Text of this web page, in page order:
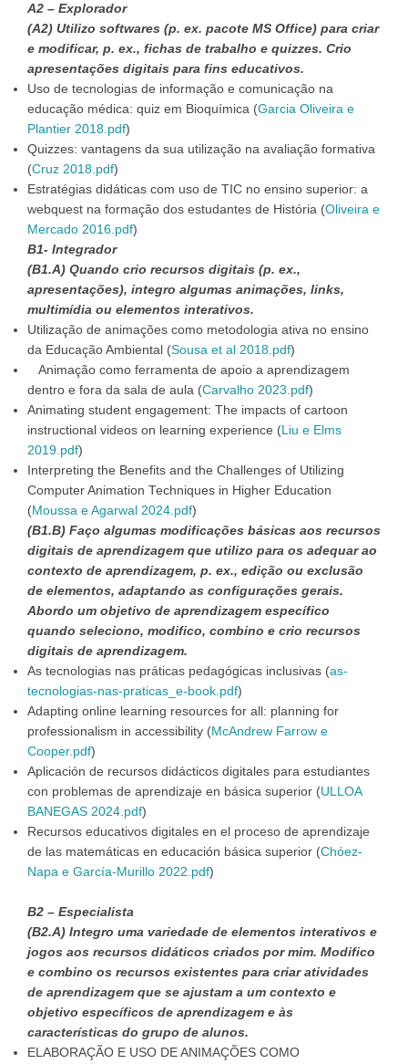
A2 – Explorador
(A2) Utilizo softwares (p. ex. pacote MS Office) para criar
e modificar, p. ex., fichas de trabalho e quizzes. Crio
apresentações digitais para fins educativos.
Uso de tecnologias de informação e comunicação na
educação médica: quiz em Bioquímica (Garcia Oliveira e
Plantier 2018.pdf)
Quizzes: vantagens da sua utilização na avaliação formativa
(Cruz 2018.pdf)
Estratégias didáticas com uso de TIC no ensino superior: a
webquest na formação dos estudantes de História (Oliveira e
Mercado 2016.pdf)
B1- Integrador
(B1.A) Quando crio recursos digitais (p. ex.,
apresentações), integro algumas animações, links,
multimídia ou elementos interativos.
Utilização de animações como metodologia ativa no ensino
da Educação Ambiental (Sousa et al 2018.pdf)
Animação como ferramenta de apoio a aprendizagem
dentro e fora da sala de aula (Carvalho 2023.pdf)
Animating student engagement: The impacts of cartoon
instructional videos on learning experience ( Liu e Elms
2019.pdf)
Interpreting the Benefits and the Challenges of Utilizing
Computer Animation Techniques in Higher Education
(Moussa e Agarwal 2024.pdf)
(B1.B) Faço algumas modificações básicas aos recursos
digitais de aprendizagem que utilizo para os adequar ao
contexto de aprendizagem, p. ex., edição ou exclusão
de elementos, adaptando as configurações gerais.
Abordo um objetivo de aprendizagem específico
quando seleciono, modifico, combino e crio recursos
digitais de aprendizagem.
As tecnologias nas práticas pedagógicas inclusivas (as-
tecnologias-nas-praticas_e-book.pdf)
Adapting online learning resources for all: planning for
professionalism in accessibility (McAndrew Farrow e
Cooper.pdf)
Aplicación de recursos didácticos digitales para estudiantes
con problemas de aprendizaje en básica superior (ULLOA
BANEGAS 2024.pdf)
Recursos educativos digitales en el proceso de aprendizaje
de las matemáticas en educación básica superior (Chóez-
Napa e García-Murillo 2022.pdf)
B2 – Especialista
(B2.A) Integro uma variedade de elementos interativos e
jogos aos recursos didáticos criados por mim. Modifico
e combino os recursos existentes para criar atividades
de aprendizagem que se ajustam a um contexto e
objetivo específicos de aprendizagem e às
características do grupo de alunos.
ELABORAÇÃO E USO DE ANIMAÇÕES COMO